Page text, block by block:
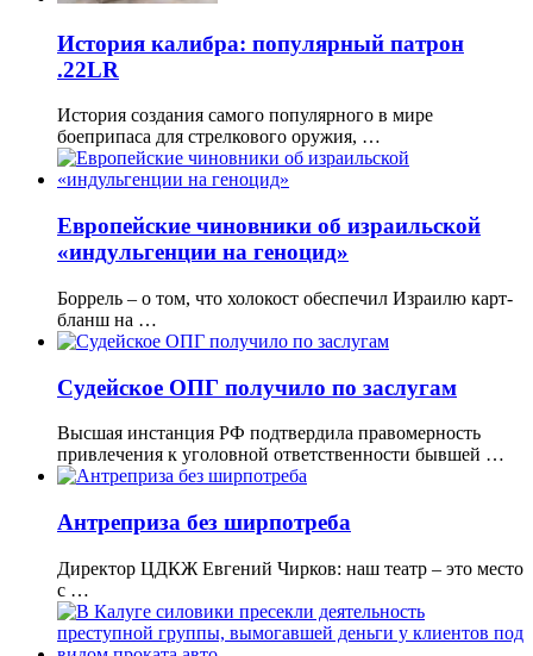
История калибра: популярный патрон
.22LR
История создания самого популярного в мире
боеприпаса для стрелкового оружия, …
Европейские чиновники об израильской
«индульгенции на геноцид»
Боррель – о том, что холокост обеспечил Израилю карт-
бланш на …
Судейское ОПГ получило по заслугам
Высшая инстанция РФ подтвердила правомерность
привлечения к уголовной ответственности бывшей …
Антреприза без ширпотреба
Директор ЦДКЖ Евгений Чирков: наш театр – это место
с …